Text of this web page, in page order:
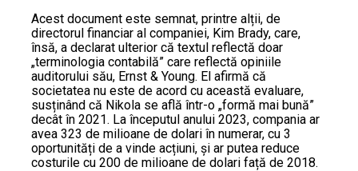
Acest document este semnat, printre alții, de
directorul financiar al companiei, Kim Brady, care,
însă, a declarat ulterior că textul reflectă doar
„terminologia contabilă” care reflectă opiniile
auditorului său, Ernst & Young. El afirmă că
societatea nu este de acord cu această evaluare,
susținând că Nikola se află într-o „formă mai bună”
decât în 2021. La începutul anului 2023, compania ar
avea 323 de milioane de dolari în numerar, cu 3
oportunități de a vinde acțiuni, și ar putea reduce
costurile cu 200 de milioane de dolari față de 2018.